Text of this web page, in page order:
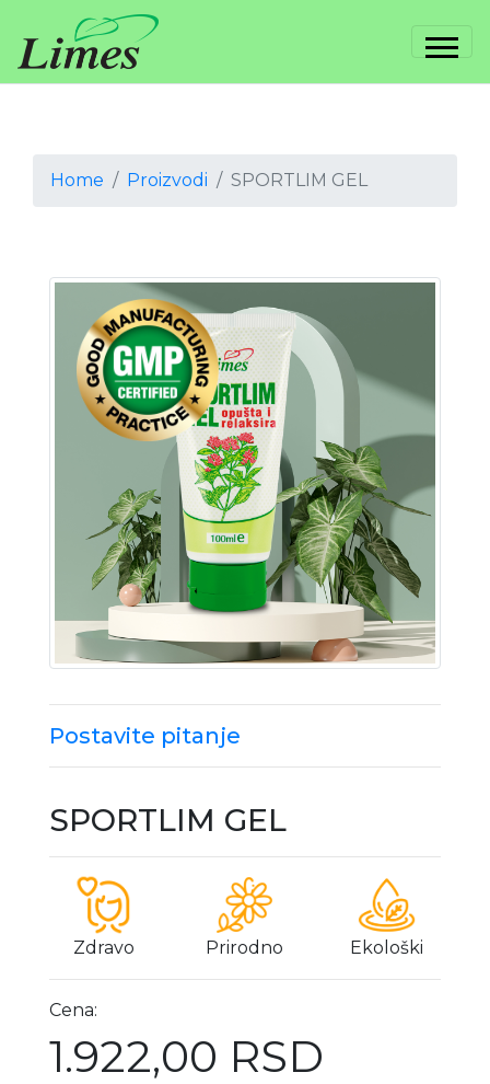
Home Proizvodi SPORTLIM GEL
Postavite pitanje
SPORTLIM GEL
Zdravo Prirodno Ekološki
Cena:
1.922,00 RSD